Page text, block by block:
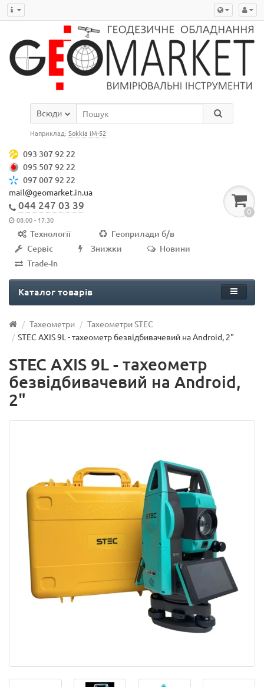
Всюди
Наприклад:Sokkia iM-52
093 307 92 22
095 507 92 22
097 007 92 22
mail@geomarket.in.ua
044 247 03 39
08:00 - 17:30
0
Технології
Геоприлади б/в
Сервіс
Знижки
Новини
Trade-In
Каталог товарів
Тахеометри
Тахеометри STEC
STEC AXIS 9L - тахеометр безвідбивачевий на Android, 2"
STEC AXIS 9L - тахеометр
безвідбивачевий на Android,
2"